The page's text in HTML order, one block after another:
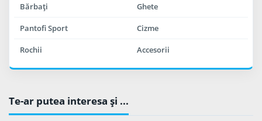
Bărbaţi Ghete
Pantofi Sport Cizme
Rochii Accesorii
Te-ar putea interesa şi ...